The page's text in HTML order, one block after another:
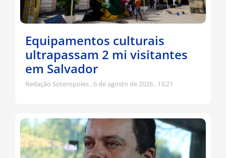
Equipamentos culturais
ultrapassam 2 mi visitantes
em Salvador
Redação Soteropoles 6 de agosto de 2026 13:21